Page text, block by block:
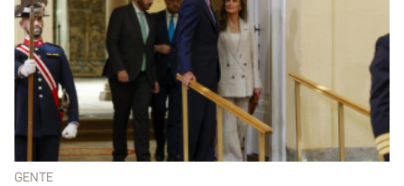
GENTE